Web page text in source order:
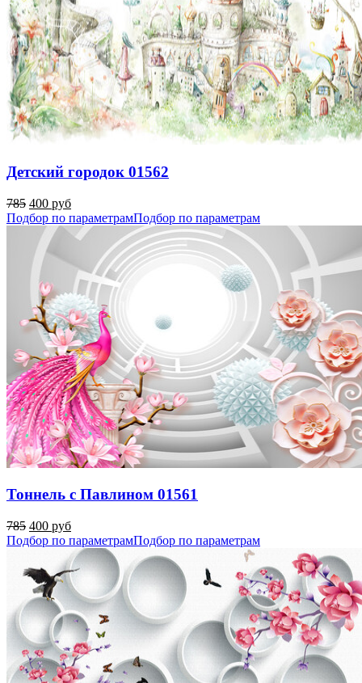
Детский городок 01562
785 400 руб
Подбор по параметрамПодбор по параметрам
Тоннель с Павлином 01561
785 400 руб
Подбор по параметрамПодбор по параметрам